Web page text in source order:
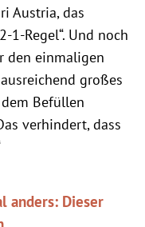
Austria, das
1-Regel“. Und noch
den einmaligen
großes
Befüllen
verhindert, dass
anders: Dieser